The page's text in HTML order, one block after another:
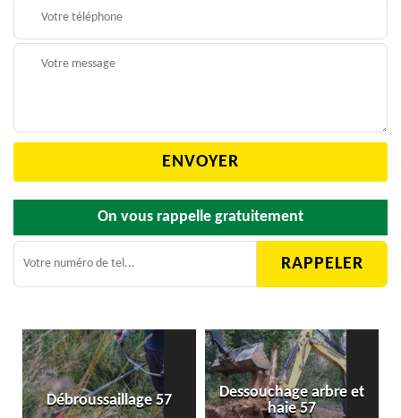
On vous rappelle gratuitement
Débroussaillage 57
Dessouchage arbre et
haie 57